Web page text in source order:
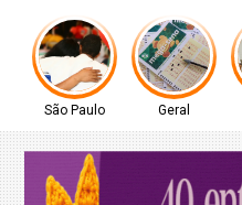
São Paulo Geral